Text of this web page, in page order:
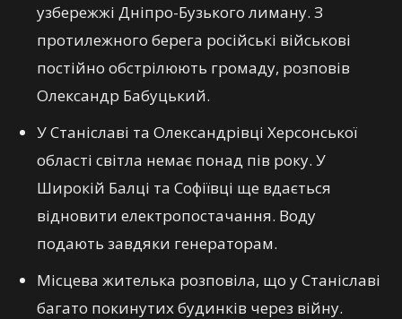
узбережжі Дніпро-Бузького лиману. З
протилежного берега російські військові
постійно обстрілюють громаду, розповів
Олександр Бабуцький.
У Станіславі та Олександрівці Херсонської
області світла немає понад пів року. У
Широкій Балці та Софіївці ще вдається
відновити електропостачання. Воду
подають завдяки генераторам.
Місцева жителька розповіла, що у Станіславі
багато покинутих будинків через війну.